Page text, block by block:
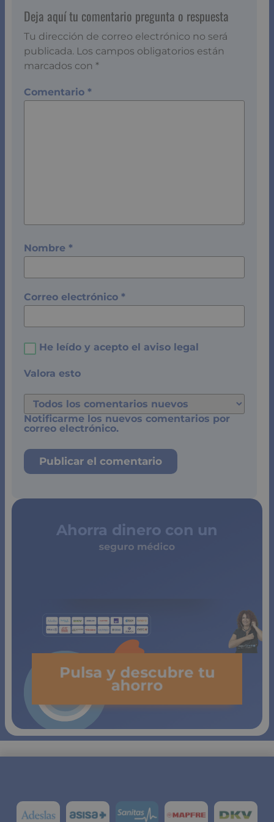
Deja aquí tu comentario pregunta o respuesta
Tu dirección de correo electrónico no será
publicada. Los campos obligatorios están
marcados con *
Comentario *
Nombre *
Correo electrónico *
He leído y acepto el aviso legal
Valora esto
Notificarme los nuevos comentarios por
correo electrónico.
Ahorra dinero con un
seguro médico
Pulsa y descubre tu
ahorro